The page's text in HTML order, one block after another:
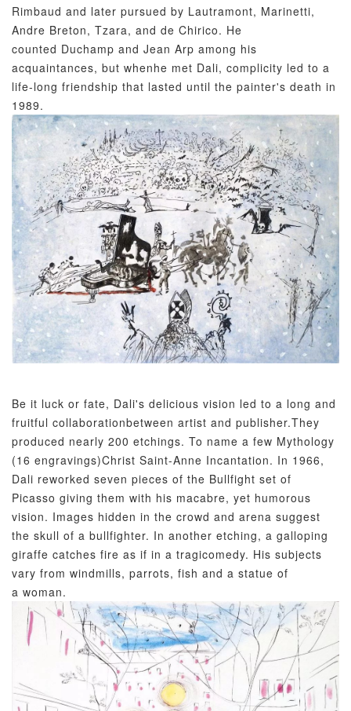
Rimbaud and later pursued by Lautramont, Marinetti,
Andre Breton, Tzara, and de Chirico. He
counted Duchamp and Jean Arp among his
acquaintances, but whenhe met Dali, complicity led to a
life-long friendship that lasted until the painter's death in
1989.
Be it luck or fate, Dali's delicious vision led to a long and
fruitful collaborationbetween artist and publisher.They
produced nearly 200 etchings. To name a few Mythology
(16 engravings)Christ Saint-Anne Incantation. In 1966,
Dali reworked seven pieces of the Bullfight set of
Picasso giving them with his macabre, yet humorous
vision. Images hidden in the crowd and arena suggest
the skull of a bullfighter. In another etching, a galloping
giraffe catches fire as if in a tragicomedy. His subjects
vary from windmills, parrots, fish and a statue of
a woman.